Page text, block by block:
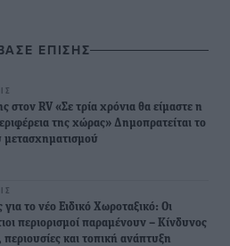
ΕΠΙΣΗΣ
στον RV «Σε τρία χρόνια θα είμαστε η
της χώρας» Δημοπρατείται το
το νέο Ειδικό Χωροταξικό: Οι
περιορισμοί παραμένουν – Κίνδυνος
περιουσίες και τοπική ανάπτυξη